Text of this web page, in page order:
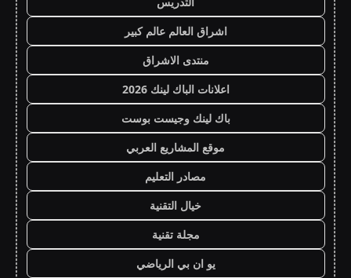
اشراق العالم عالم كبير
منتدى الاشراق
اعلانات الباك لينك 2026
باك لينك وجيست بوست
موقع المشاريع العربي
مصادر التعليم
خيال التقنية
مجلة تقنية
يو ان بي الرياضي